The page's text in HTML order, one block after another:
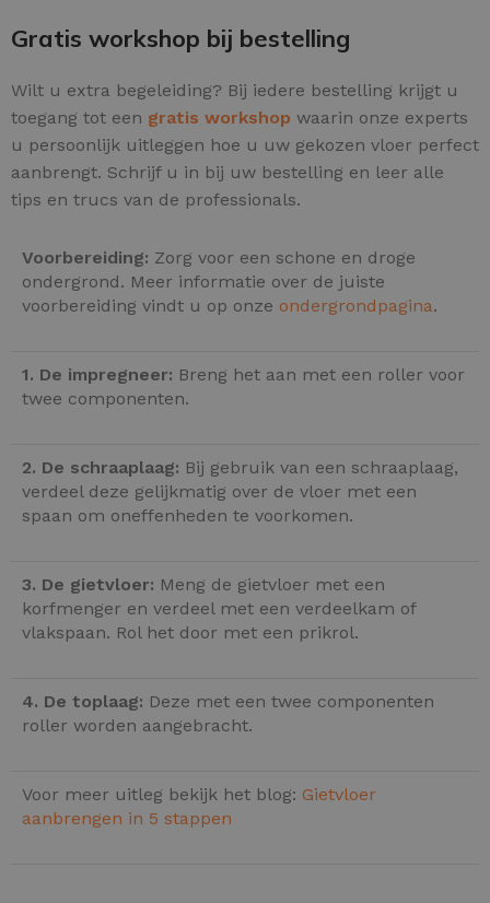
Gratis workshop bij bestelling
Wilt u extra begeleiding? Bij iedere bestelling krijgt u
toegang tot een gratis workshop waarin onze experts
u persoonlijk uitleggen hoe u uw gekozen vloer perfect
aanbrengt. Schrijf u in bij uw bestelling en leer alle
tips en trucs van de professionals.
Voorbereiding: Zorg voor een schone en droge
ondergrond. Meer informatie over de juiste
voorbereiding vindt u op onze ondergrondpagina.
1. De impregneer: Breng het aan met een roller voor
twee componenten.
2. De schraaplaag: Bij gebruik van een schraaplaag,
verdeel deze gelijkmatig over de vloer met een
spaan om oneffenheden te voorkomen.
3. De gietvloer: Meng de gietvloer met een
korfmenger en verdeel met een verdeelkam of
vlakspaan. Rol het door met een prikrol.
4. De toplaag: Deze met een twee componenten
roller worden aangebracht.
Voor meer uitleg bekijk het blog: Gietvloer
aanbrengen in 5 stappen